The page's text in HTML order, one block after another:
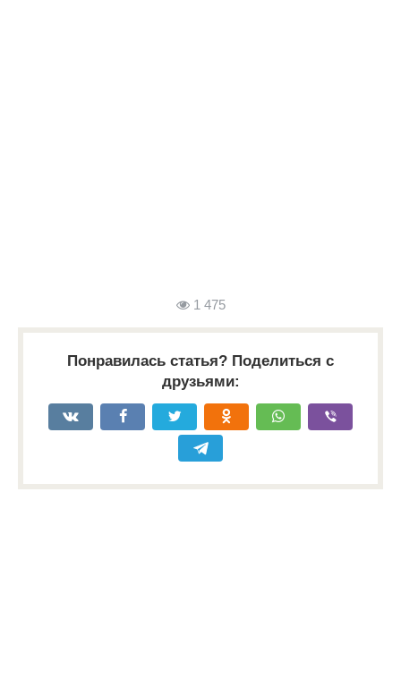
1 475
Понравилась статья? Поделиться с
друзьями: